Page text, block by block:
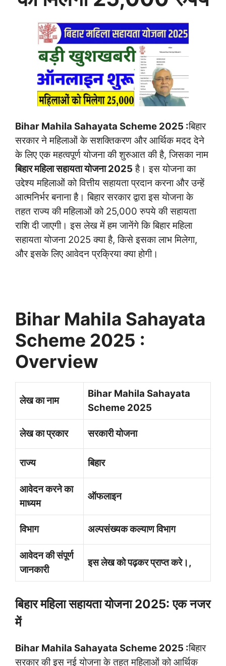
Bihar Mahila Sahayata Scheme 2025 :बिहार
सरकार ने महिलाओं के सशक्तिकरण और आर्थिक मदद देने
के लिए एक महत्वपूर्ण योजना की शुरुआत की है, जिसका नाम
बिहार महिला सहायता योजना 2025 है। इस योजना का
उद्देश्य महिलाओं को वित्तीय सहायता प्रदान करना और उन्हें
आत्मनिर्भर बनाना है। बिहार सरकार द्वारा इस योजना के
तहत राज्य की महिलाओं को 25,000 रुपये की सहायता
राशि दी जाएगी। इस लेख में हम जानेंगे कि बिहार महिला
सहायता योजना 2025 क्या है, किसे इसका लाभ मिलेगा,
और इसके लिए आवेदन प्रक्रिया क्या होगी।
Bihar Mahila Sahayata
Scheme 2025 :
Overview
लेख का नाम
Bihar Mahila Sahayata
Scheme 2025
लेख का प्रकार सरकारी योजना
राज्य बिहार
आवेदन करने का
माध्यम
ऑफलाइन
विभाग अल्पसंख्यक कल्याण विभाग
आवेदन की संपूर्ण
जानकारी
इस लेख को पढ़कर प्राप्त करे।,
बिहार महिला सहायता योजना 2025: एक नजर
में
Bihar Mahila Sahayata Scheme 2025 :बिहार
सरकार की इस नई योजना के तहत महिलाओं को आर्थिक